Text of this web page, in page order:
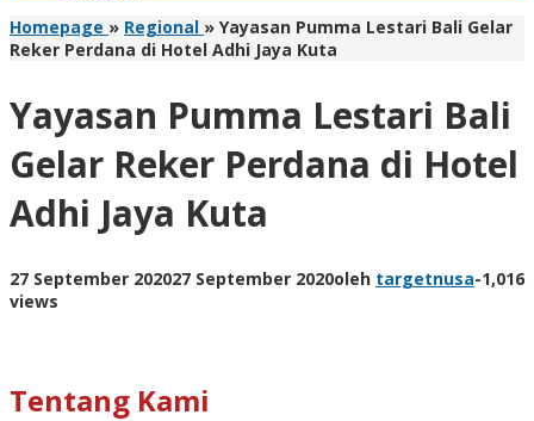
Homepage » Regional » Yayasan Pumma Lestari Bali Gelar
Reker Perdana di Hotel Adhi Jaya Kuta
Yayasan Pumma Lestari Bali
Gelar Reker Perdana di Hotel
Adhi Jaya Kuta
27 September 202027 September 2020oleh targetnusa-1,016
views
Tentang Kami